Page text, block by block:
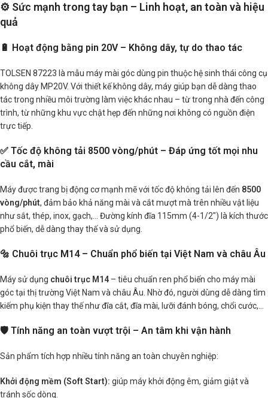
⚙️ Sức mạnh trong tay bạn – Linh hoạt, an toàn và hiệu
quả
🔋 Hoạt động bằng pin 20V – Không dây, tự do thao tác
TOLSEN 87223 là mẫu máy mài góc dùng pin thuộc hệ sinh thái công cụ
không dây MP20V. Với thiết kế không dây, máy giúp bạn dễ dàng thao
tác trong nhiều môi trường làm việc khác nhau – từ trong nhà đến công
trình, từ những khu vực chật hẹp đến những nơi không có nguồn điện
trực tiếp.
✅ Tốc độ không tải 8500 vòng/phút – Đáp ứng tốt mọi nhu
cầu cắt, mài
Máy được trang bị động cơ mạnh mẽ với tốc độ không tải lên đến 8500
vòng/phút, đảm bảo khả năng mài và cắt mượt mà trên nhiều vật liệu
như sắt, thép, inox, gạch,… Đường kính đĩa 115mm (4-1/2″) là kích thước
phổ biến, dễ dàng thay thế và sử dụng.
🔩 Chuôi trục M14 – Chuẩn phổ biến tại Việt Nam và châu Âu
Máy sử dụng chuôi trục M14 – tiêu chuẩn ren phổ biến cho máy mài
góc tại thị trường Việt Nam và châu Âu. Nhờ đó, người dùng dễ dàng tìm
kiếm phụ kiện thay thế như đĩa cắt, đĩa mài, lưỡi đánh bóng, chổi cước,…
🛡️ Tính năng an toàn vượt trội – An tâm khi vận hành
Sản phẩm tích hợp nhiều tính năng an toàn chuyên nghiệp:
Khởi động mềm (Soft Start): giúp máy khởi động êm, giảm giật và
tránh sốc dòng.